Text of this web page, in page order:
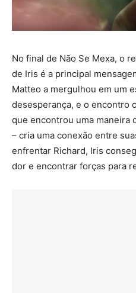
No final de Não Se Mexa, o
de Iris é a principal
Matteo a mergulhou em um
desesperança, e o encontro
que encontrou uma maneira
– cria uma conexão entre
enfrentar Richard, Iris
dor e encontrar forças para